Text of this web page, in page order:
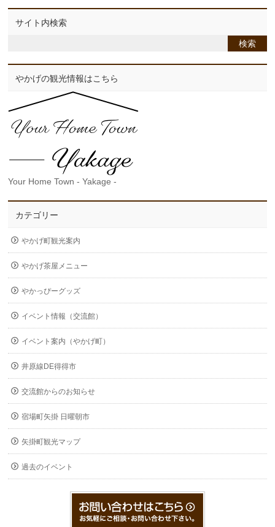
サイト内検索
やかげの観光情報はこちら
Your Home Town - Yakage -
カテゴリー
やかげ町観光案内
やかげ茶屋メニュー
やかっぴーグッズ
イベント情報（交流館）
イベント案内（やかげ町）
井原線DE得得市
交流館からのお知らせ
宿場町矢掛 日曜朝市
矢掛町観光マップ
過去のイベント